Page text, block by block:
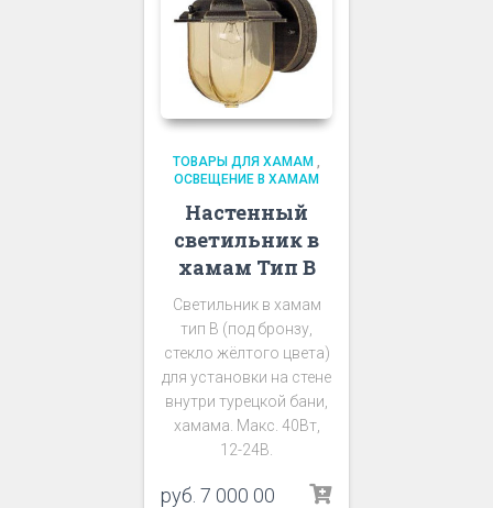
ТОВАРЫ ДЛЯ ХАМАМ ,
ОСВЕЩЕНИЕ В ХАМАМ
Настенный
светильник в
хамам Тип В
Светильник в хамам
тип В (под бронзу,
стекло жёлтого цвета)
для установки на стене
внутри турецкой бани,
хамама. Макс. 40Вт,
12-24В.
руб. 7 000 00